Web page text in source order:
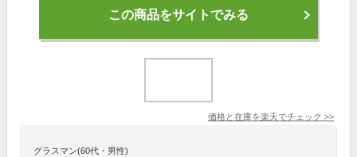
この商品をサイトでみる
価格と在庫を楽天でチェック >>
グラスマン(60代・男性)